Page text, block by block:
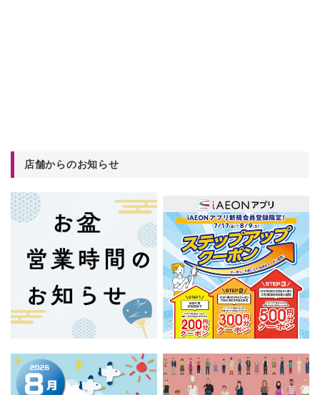
店舗からのお知らせ